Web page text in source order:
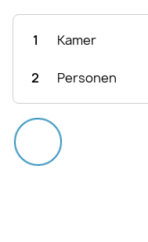
1 Kamer
2 Personen